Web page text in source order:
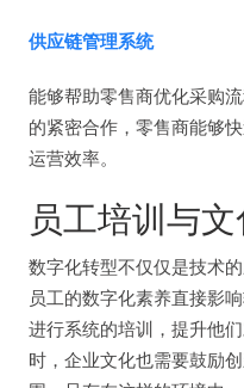
供应链管理系统
能够帮助零售商优化采购
的紧密合作，零售商能够
运营效率。
员工培训与
数字化转型不仅仅是技术
员工的数字化素养直接影
进行系统的培训，提升他
时，企业文化也需要鼓励